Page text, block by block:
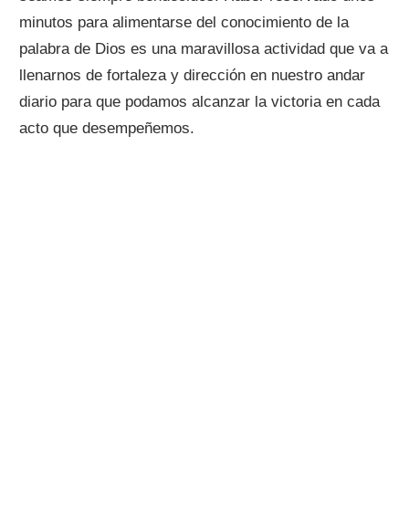
minutos para alimentarse del conocimiento de la
palabra de Dios es una maravillosa actividad que va a
llenarnos de fortaleza y dirección en nuestro andar
diario para que podamos alcanzar la victoria en cada
acto que desempeñemos.